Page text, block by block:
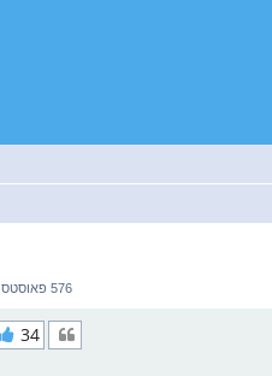
576 פאוסטסבלאט1
34